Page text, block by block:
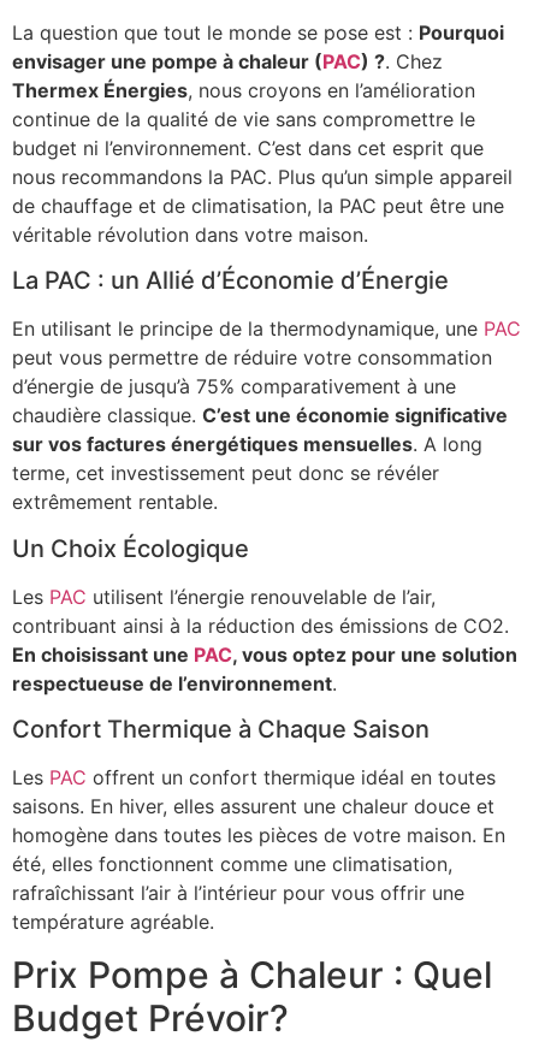
La question que tout le monde se pose est : Pourquoi
envisager une pompe à chaleur (PAC) ?. Chez
Thermex Énergies, nous croyons en l’amélioration
continue de la qualité de vie sans compromettre le
budget ni l’environnement. C’est dans cet esprit que
nous recommandons la PAC. Plus qu’un simple appareil
de chauffage et de climatisation, la PAC peut être une
véritable révolution dans votre maison.
La PAC : un Allié d’Économie d’Énergie
En utilisant le principe de la thermodynamique, une PAC
peut vous permettre de réduire votre consommation
d’énergie de jusqu’à 75% comparativement à une
chaudière classique. C’est une économie significative
sur vos factures énergétiques mensuelles. A long
terme, cet investissement peut donc se révéler
extrêmement rentable.
Un Choix Écologique
Les PAC utilisent l’énergie renouvelable de l’air,
contribuant ainsi à la réduction des émissions de CO2.
En choisissant une PAC, vous optez pour une solution
respectueuse de l’environnement.
Confort Thermique à Chaque Saison
Les PAC offrent un confort thermique idéal en toutes
saisons. En hiver, elles assurent une chaleur douce et
homogène dans toutes les pièces de votre maison. En
été, elles fonctionnent comme une climatisation,
rafraîchissant l’air à l’intérieur pour vous offrir une
température agréable.
Prix Pompe à Chaleur : Quel
Budget Prévoir?